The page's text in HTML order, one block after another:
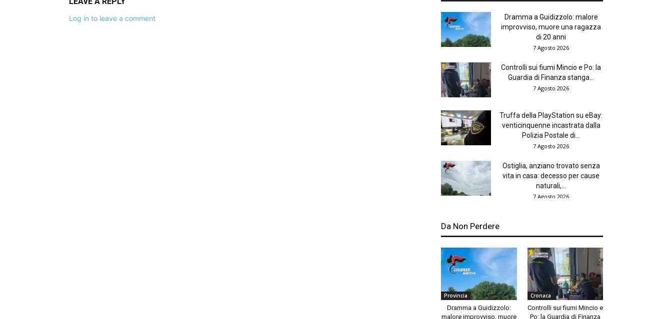
Log in to leave a comment
Dramma a Guidizzolo: malore
improvviso, muore una ragazza
di 20 anni
7 Agosto 2026
Controlli sui fiumi Mincio e Po: la
Guardia di Finanza stanga...
7 Agosto 2026
Truffa della PlayStation su eBay:
venticinquenne incastrata dalla
Polizia Postale di...
7 Agosto 2026
Ostiglia, anziano trovato senza
vita in casa: decesso per cause
naturali,...
7 Agosto 2026
Da Non Perdere
Provincia
Dramma a Guidizzolo:
malore improvviso, muore
Cronaca
Controlli sui fiumi Mincio e
Po: la Guardia di Finanza